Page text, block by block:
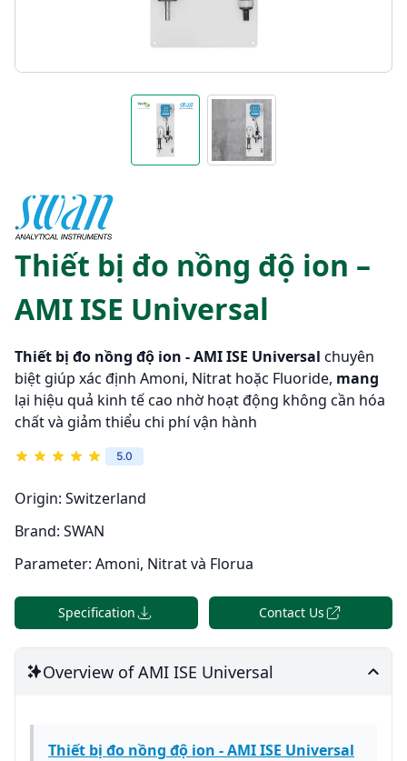
Thiết bị đo nồng độ ion –
AMI ISE Universal
Thiết bị đo nồng độ ion - AMI ISE Universal chuyên
biệt giúp xác định Amoni, Nitrat hoặc Fluoride, mang
lại hiệu quả kinh tế cao nhờ hoạt động không cần hóa
chất và giảm thiểu chi phí vận hành
5.0
Origin: Switzerland
Brand: SWAN
Parameter: Amoni, Nitrat và Florua
Specification Contact Us
Overview of AMI ISE Universal
Thiết bị đo nồng độ ion - AMI ISE Universal